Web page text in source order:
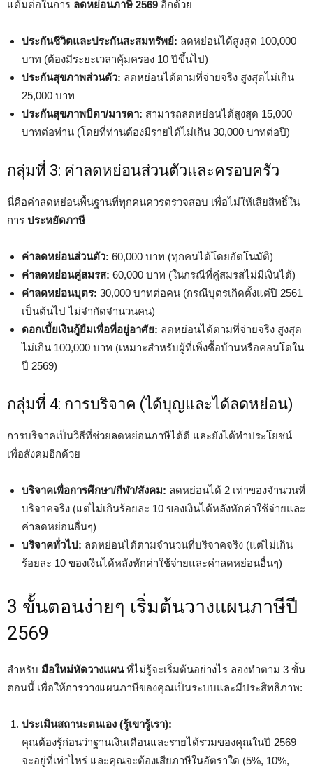
แต้มต่อในการ ลดหย่อนภาษี 2569 อีกด้วย
ประกันชีวิตและประกันสะสมทรัพย์: ลดหย่อนได้สูงสุด 100,000
บาท (ต้องมีระยะเวลาคุ้มครอง 10 ปีขึ้นไป)
ประกันสุขภาพส่วนตัว: ลดหย่อนได้ตามที่จ่ายจริง สูงสุดไม่เกิน
25,000 บาท
ประกันสุขภาพบิดา/มารดา: สามารถลดหย่อนได้สูงสุด 15,000
บาทต่อท่าน (โดยที่ท่านต้องมีรายได้ไม่เกิน 30,000 บาทต่อปี)
กลุ่มที่ 3: ค่าลดหย่อนส่วนตัวและครอบครัว
นี่คือค่าลดหย่อนพื้นฐานที่ทุกคนควรตรวจสอบ เพื่อไม่ให้เสียสิทธิ์ใน
การ ประหยัดภาษี
ค่าลดหย่อนส่วนตัว: 60,000 บาท (ทุกคนได้โดยอัตโนมัติ)
ค่าลดหย่อนคู่สมรส: 60,000 บาท (ในกรณีที่คู่สมรสไม่มีเงินได้)
ค่าลดหย่อนบุตร: 30,000 บาทต่อคน (กรณีบุตรเกิดตั้งแต่ปี 2561
เป็นต้นไป ไม่จำกัดจำนวนคน)
ดอกเบี้ยเงินกู้ยืมเพื่อที่อยู่อาศัย: ลดหย่อนได้ตามที่จ่ายจริง สูงสุด
ไม่เกิน 100,000 บาท (เหมาะสำหรับผู้ที่เพิ่งซื้อบ้านหรือคอนโดใน
ปี 2569)
กลุ่มที่ 4: การบริจาค (ได้บุญและได้ลดหย่อน)
การบริจาคเป็นวิธีที่ช่วยลดหย่อนภาษีได้ดี และยังได้ทำประโยชน์
เพื่อสังคมอีกด้วย
บริจาคเพื่อการศึกษา/กีฬา/สังคม: ลดหย่อนได้ 2 เท่าของจำนวนที่
บริจาคจริง (แต่ไม่เกินร้อยละ 10 ของเงินได้หลังหักค่าใช้จ่ายและ
ค่าลดหย่อนอื่นๆ)
บริจาคทั่วไป: ลดหย่อนได้ตามจำนวนที่บริจาคจริง (แต่ไม่เกิน
ร้อยละ 10 ของเงินได้หลังหักค่าใช้จ่ายและค่าลดหย่อนอื่นๆ)
3 ขั้นตอนง่ายๆ เริ่มต้นวางแผนภาษีปี
2569
สำหรับ มือใหม่หัดวางแผนที่ไม่รู้จะเริ่มต้นอย่างไร ลองทำตาม 3 ขั้น
ตอนนี้ เพื่อให้การวางแผนภาษีของคุณเป็นระบบและมีประสิทธิภาพ:
ประเมินสถานะตนเอง (รู้เขารู้เรา):
คุณต้องรู้ก่อนว่าฐานเงินเดือนและรายได้รวมของคุณในปี 2569
จะอยู่ที่เท่าไหร่ และคุณจะต้องเสียภาษีในอัตราใด (5%, 10%,